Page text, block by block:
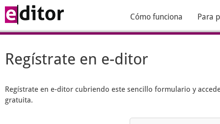
Cómo funciona Para
Regístrate en e-ditor
Regístrate en e-ditor cubriendo este sencillo formulario y
gratuita.